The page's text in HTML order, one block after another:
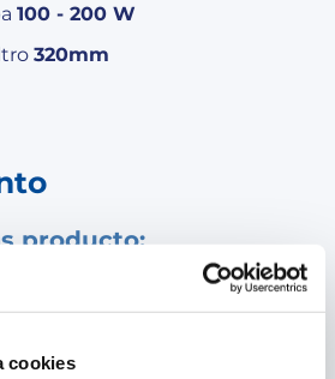
cookies
100 - 200 W
320mm
producto:
VersaPool de GRE le